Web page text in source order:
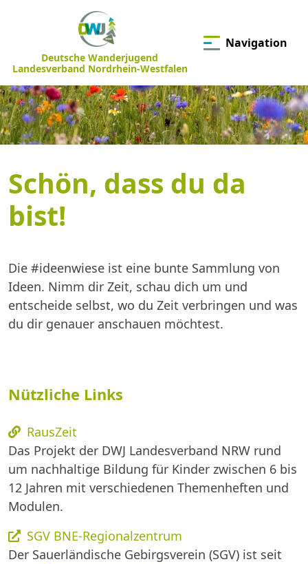
Deutsche Wanderjugend
Landesverband Nordrhein-Westfalen
Navigation
Schön, dass du da
bist!
Die #ideenwiese ist eine bunte Sammlung von
Ideen. Nimm dir Zeit, schau dich um und
entscheide selbst, wo du Zeit verbringen und was
du dir genauer anschauen möchtest.
Nützliche Links
RausZeit
Das Projekt der DWJ Landesverband NRW rund
um nachhaltige Bildung für Kinder zwischen 6 bis
12 Jahren mit verschiedenen Themenheften und
Modulen.
SGV BNE-Regionalzentrum
Der Sauerländische Gebirgsverein (SGV) ist seit